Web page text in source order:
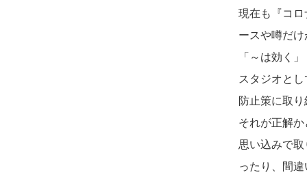
現在も『コロ
ースや噂だけ
「～は効く
スタジオと
防止策に取り
それが正解か
思い込みで
ったり、間